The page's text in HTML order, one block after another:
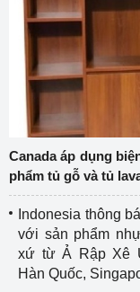
Canada áp dụng
phẩm tủ gỗ và tủ
Indonesia thông
với sản phẩm
xứ từ Ả Rập Xê
Hàn Quốc,